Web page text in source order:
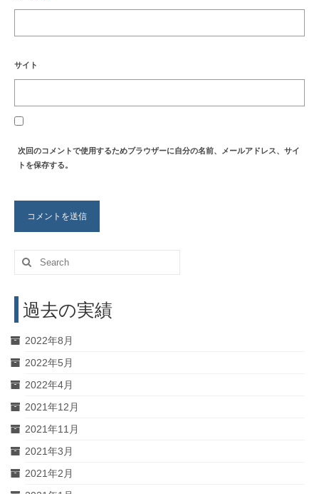
サイト
次回のコメントで使用するためブラウザーに自分の名前、メールアドレス、サイ
トを保存する。
Search
for:
過去の実績
2022年8月
2022年5月
2022年4月
2021年12月
2021年11月
2021年3月
2021年2月